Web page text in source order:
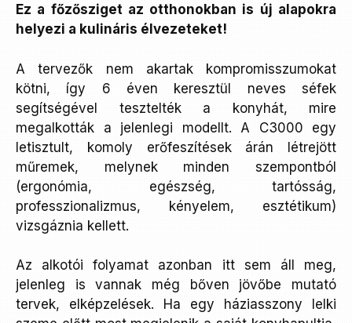
Ez a főzősziget az otthonokban is új alapokra
helyezi a kulináris élvezeteket!
A tervezők nem akartak kompromisszumokat
kötni, így 6 éven keresztül neves séfek
segítségével tesztelték a konyhát, mire
megalkották a jelenlegi modellt. A C3000 egy
letisztult, komoly erőfeszítések árán létrejött
műremek, melynek minden szempontból
(ergonómia, egészség, tartósság,
professzionalizmus, kényelem, esztétikum)
vizsgáznia kellett.
Az alkotói folyamat azonban itt sem áll meg,
jelenleg is vannak még bőven jövőbe mutató
tervek, elképzelések. Ha egy háziasszony lelki